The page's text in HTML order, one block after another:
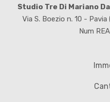
Studio Tre Di Mariano
Via S. Boezio n. 10 -
Num